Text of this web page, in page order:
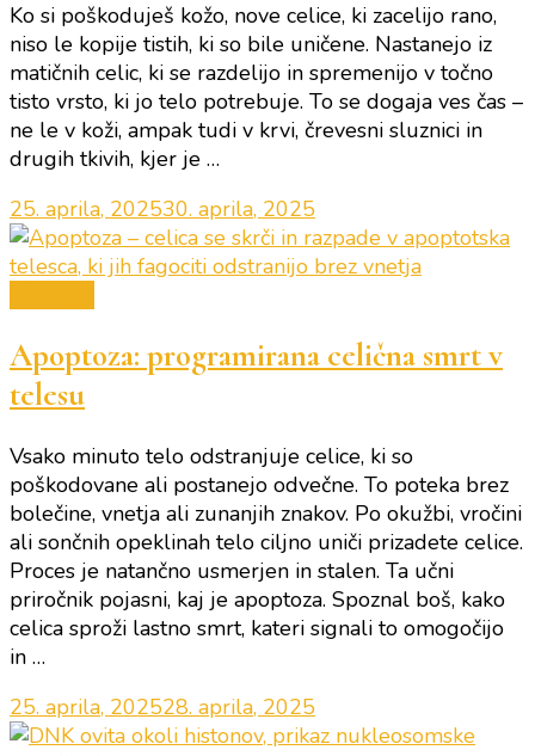
Ko si poškoduješ kožo, nove celice, ki zacelijo rano,
niso le kopije tistih, ki so bile uničene. Nastanejo iz
matičnih celic, ki se razdelijo in spremenijo v točno
tisto vrsto, ki jo telo potrebuje. To se dogaja ves čas –
ne le v koži, ampak tudi v krvi, črevesni sluznici in
drugih tkivih, kjer je …
25. aprila, 202530. aprila, 2025
Apoptoza: programirana celična smrt v
telesu
Vsako minuto telo odstranjuje celice, ki so
poškodovane ali postanejo odvečne. To poteka brez
bolečine, vnetja ali zunanjih znakov. Po okužbi, vročini
ali sončnih opeklinah telo ciljno uniči prizadete celice.
Proces je natančno usmerjen in stalen. Ta učni
priročnik pojasni, kaj je apoptoza. Spoznal boš, kako
celica sproži lastno smrt, kateri signali to omogočijo
in …
25. aprila, 202528. aprila, 2025